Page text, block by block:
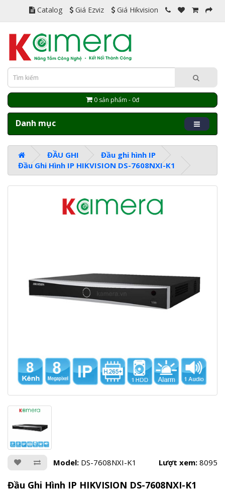
Catalog Giá Ezviz Giá Hikvision
0 sản phẩm - 0đ
Danh mục
ĐẦU GHI
Đầu ghi hình IP
Đầu Ghi Hình IP HIKVISION DS-7608NXI-K1
Model: DS-7608NXI-K1 Lượt xem: 8095
Đầu Ghi Hình IP HIKVISION DS-7608NXI-K1